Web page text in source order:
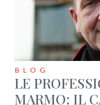
BLOG
LE
MARMO: IL